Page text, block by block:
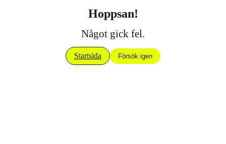
Hoppsan!
Något gick fel.
Startsida Försök igen